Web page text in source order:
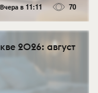
Вчера в 11:11 70
2026: август